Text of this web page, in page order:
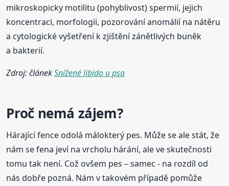
mikroskopicky motilitu (pohyblivost) spermií, jejich
koncentraci, morfologii, pozorování anomálií na nátěru
a cytologické vyšetření k zjištění zánětlivých buněk
a bakterií.
Zdroj: článekSnížené libido u psa
Proč nemá zájem?
Hárající fence odolá málokterý pes. Může se ale stát, že
nám se fena jeví na vrcholu hárání, ale ve skutečnosti
tomu tak není. Což ovšem pes – samec - na rozdíl od
nás dobře pozná. Nám v takovém případě pomůže